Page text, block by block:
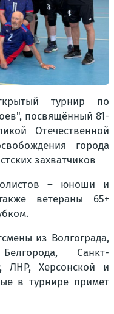
турнир по
посвящённый 81-
Отечественной
города
захватчиков
– юноши и
ветераны 65+
из Волгограда,
Санкт-
ЛНР, Херсонской и
в турнире примет